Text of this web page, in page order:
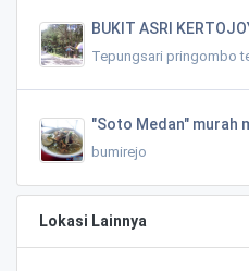
BUKIT ASRI
Tepungsari pringombo
"Soto Medan" murah
bumirejo
Lokasi Lainnya